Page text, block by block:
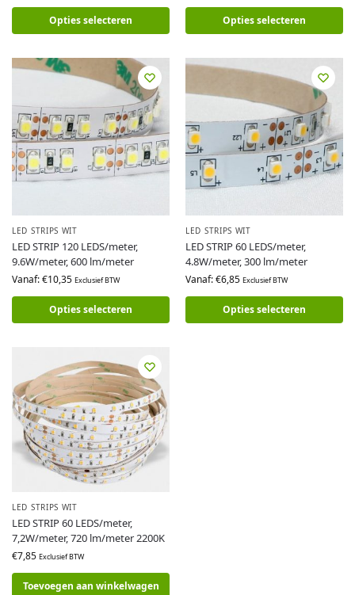
Opties selecteren Opties selecteren
LED STRIPS WIT
LED STRIP 120 LEDS/meter,
9.6W/meter, 600 lm/meter
Vanaf:€10,35 Exclusief BTW
Opties selecteren
LED STRIPS WIT
LED STRIP 60 LEDS/meter,
4.8W/meter, 300 lm/meter
Vanaf:€6,85 Exclusief BTW
Opties selecteren
LED STRIPS WIT
LED STRIP 60 LEDS/meter,
7,2W/meter, 720 lm/meter 2200K
€7,85 Exclusief BTW
Toevoegen aan winkelwagen